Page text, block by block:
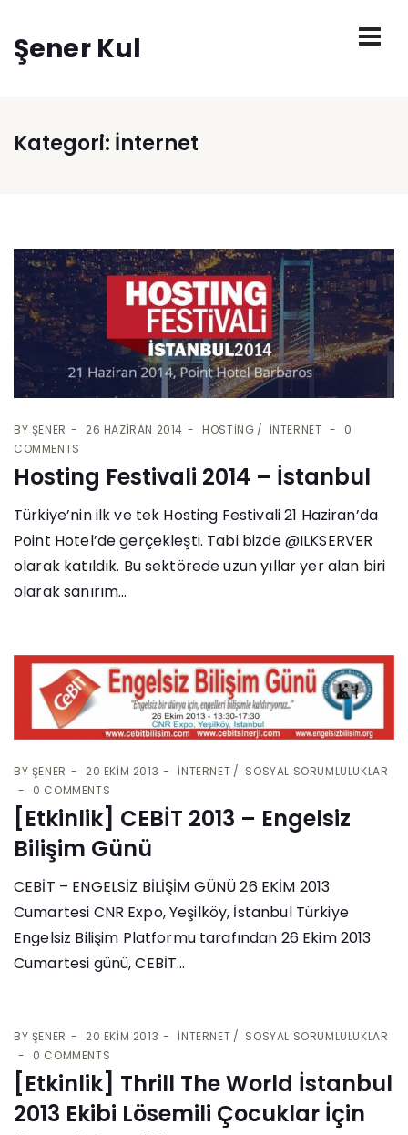
Şener Kul
Kategori: İnternet
BY ŞENER 26 HAZIRAN 2014 HOSTING İNTERNET
0
COMMENTS
Hosting Festivali 2014 – İstanbul
Türkiye’nin ilk ve tek Hosting Festivali 21 Haziran’da
Point Hotel’de gerçekleşti. Tabi bizde @ILKSERVER
olarak katıldık. Bu sektörede uzun yıllar yer alan biri
olarak sanırım...
BY ŞENER 20 EKIM 2013 İNTERNET
SOSYAL SORUMLULUKLAR
0 COMMENTS
[Etkinlik] CEBİT 2013 – Engelsiz
Bilişim Günü
CEBİT – ENGELSİZ BİLİŞİM GÜNÜ 26 EKİM 2013
Cumartesi CNR Expo, Yeşilköy, İstanbul Türkiye
Engelsiz Bilişim Platformu tarafından 26 Ekim 2013
Cumartesi günü, CEBİT...
BY ŞENER 20 EKIM 2013 İNTERNET
SOSYAL SORUMLULUKLAR
0 COMMENTS
[Etkinlik] Thrill The World İstanbul
2013 Ekibi Lösemili Çocuklar İçin